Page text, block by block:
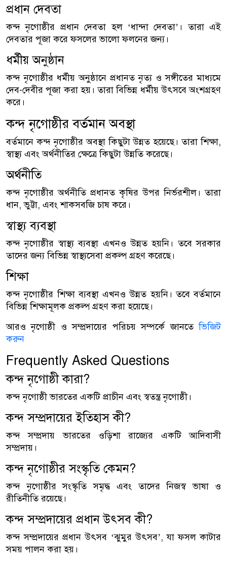
প্রধান দেবতা
কন্দ নৃগোষ্ঠীর প্রধান দেবতা হল ‘ধান্দা দেবতা’। তারা এই
দেবতার পূজা করে ফসলের ভালো ফলনের জন্য।
ধর্মীয় অনুষ্ঠান
কন্দ নৃগোষ্ঠীর ধর্মীয় অনুষ্ঠানে প্রধানত নৃত্য ও সঙ্গীতের মাধ্যমে
দেব-দেবীর পূজা করা হয়। তারা বিভিন্ন ধর্মীয় উৎসবে অংশগ্রহণ
করে।
কন্দ নৃগোষ্ঠীর বর্তমান অবস্থা
বর্তমানে কন্দ নৃগোষ্ঠীর অবস্থা কিছুটা উন্নত হয়েছে। তারা শিক্ষা,
স্বাস্থ্য এবং অর্থনীতির ক্ষেত্রে কিছুটা উন্নতি করেছে।
অর্থনীতি
কন্দ নৃগোষ্ঠীর অর্থনীতি প্রধানত কৃষির উপর নির্ভরশীল। তারা
ধান, ভুট্টা, এবং শাকসবজি চাষ করে।
স্বাস্থ্য ব্যবস্থা
কন্দ নৃগোষ্ঠীর স্বাস্থ্য ব্যবস্থা এখনও উন্নত হয়নি। তবে সরকার
তাদের জন্য বিভিন্ন স্বাস্থ্যসেবা প্রকল্প গ্রহণ করেছে।
শিক্ষা
কন্দ নৃগোষ্ঠীর শিক্ষা ব্যবস্থা এখনও উন্নত হয়নি। তবে বর্তমানে
বিভিন্ন শিক্ষামূলক প্রকল্প গ্রহণ করা হয়েছে।
আরও নৃগোষ্ঠী ও সম্প্রদায়ের পরিচয় সম্পর্কে জানতেভিজিট
করুন
Frequently Asked Questions
কন্দ নৃগোষ্ঠী কারা?
কন্দ নৃগোষ্ঠী ভারতের একটি প্রাচীন এবং স্বতন্ত্র নৃগোষ্ঠী।
কন্দ সম্প্রদায়ের ইতিহাস কী?
কন্দ সম্প্রদায় ভারতের ওড়িশা রাজ্যের একটি আদিবাসী
সম্প্রদায়।
কন্দ নৃগোষ্ঠীর সংস্কৃতি কেমন?
কন্দ নৃগোষ্ঠীর সংস্কৃতি সমৃদ্ধ এবং তাদের নিজস্ব ভাষা ও
রীতিনীতি রয়েছে।
কন্দ সম্প্রদায়ের প্রধান উৎসব কী?
কন্দ সম্প্রদায়ের প্রধান উৎসব ‘ঝুমুর উৎসব’, যা ফসল কাটার
সময় পালন করা হয়।